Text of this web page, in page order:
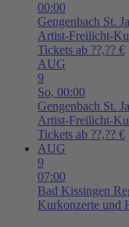
00:00
Gengenbach St.
Artist-Freilicht-
Tickets ab ??,?? €
AUG
9
So, 00:00
Gengenbach St.
Artist-Freilicht-
Tickets ab ??,?? €
AUG
9
07:00
Bad Kissingen
Kurkonzerte und